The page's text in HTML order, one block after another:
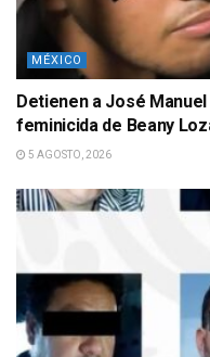
MÉXICO
Detienen a José Manuel
feminicida de Beany
5 AGOSTO, 2026